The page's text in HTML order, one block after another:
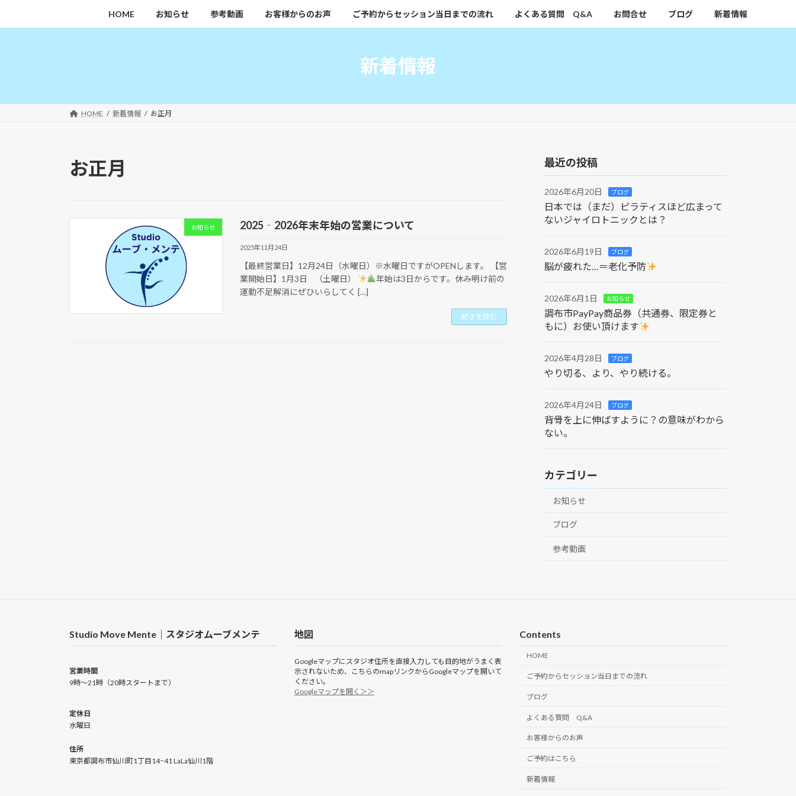
キ
に
HOME お知らせ 参考動画 お客様からのお声 ご予約からセッション当日までの流れ よくある質問 Q&A お問合せ ブログ 新着情報
新着情報
HOME 新着情報 お正月
お正月
お知らせ 2025‐2026年末年始の営業について
2025年11月24日
【最終営業日】12月24日（水曜日）※水曜日ですがOPENします。 【営
業開始日】1月3日 （土曜日）
年始は3日からです。休み明け前の
運動不足解消にぜひいらしてく […]
続きを読む
最近の投稿
2026年6月20日 ブログ
日本では（まだ）ピラティスほど広まって
ないジャイロトニックとは？
2026年6月19日 ブログ
脳が疲れた…＝老化予防
2026年6月1日 お知らせ
調布市PayPay商品券（共通券、限定券と
もに）お使い頂けます
2026年4月28日 ブログ
やり切る、より、やり続ける。
2026年4月24日 ブログ
背骨を上に伸ばすように？の意味がわから
ない。
カテゴリー
お知らせ
ブログ
参考動画
Studio Move Mente｜スタジオムーブメンテ
営業時間
9時〜21時（20時スタートまで）
定休日
水曜日
住所
東京都調布市仙川町1丁目14−41 LaLa仙川1階
地図
Googleマップにスタジオ住所を直接入力しても目的地がうまく表
示されないため、こちらのmapリンクからGoogleマップを開いて
ください。
Googleマップを開く＞＞
Contents
HOME
ご予約からセッション当日までの流れ
ブログ
よくある質問 Q&A
お客様からのお声
ご予約はこちら
新着情報